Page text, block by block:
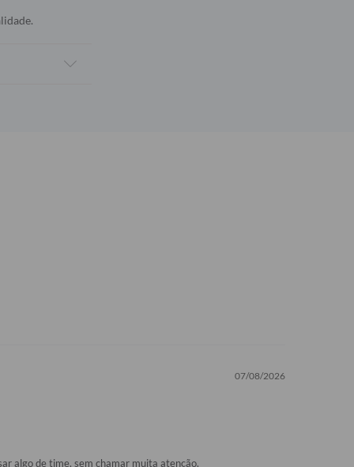
07/08/2026
algo de time, sem chamar muita atenção.